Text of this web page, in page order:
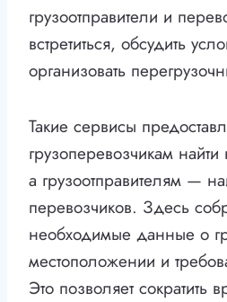
грузоотправители и
встретиться, обсудить
организовать
Такие сервисы
грузоперевозчикам
а грузоотправителям —
перевозчиков. Здесь
необходимые данные о
местоположении и
Это позволяет сократить